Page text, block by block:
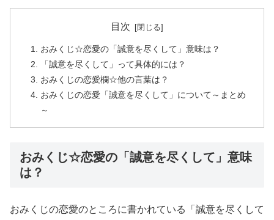
目次
おみくじ☆恋愛の「誠意を尽くして」意味は？
「誠意を尽くして」って具体的には？
おみくじの恋愛欄☆他の言葉は？
おみくじの恋愛「誠意を尽くして」について～まとめ
～
おみくじ☆恋愛の「誠意を尽くして」意味
は？
おみくじの恋愛のところに書かれている「誠意を尽くして